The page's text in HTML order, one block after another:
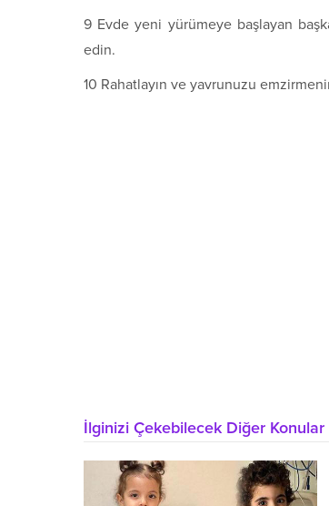
9 Evde yeni yürümeye başlayan
edin.
10 Rahatlayın ve yavrunuzu
İlginizi Çekebilecek Diğer Konular